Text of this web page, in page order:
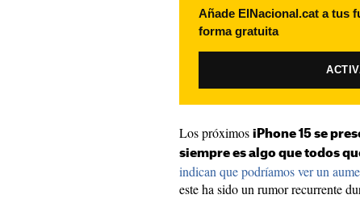
Añade ElNacional.cat a tus
forma gratuita
Los próximos iPhone 15 se
siempre es algo que todos
indican que podríamos ver un
este ha sido un rumor recurrente